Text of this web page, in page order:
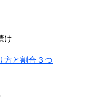
け
方と割合３つ